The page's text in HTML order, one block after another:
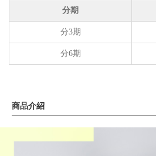
分期
分3期
分6期
商品介紹